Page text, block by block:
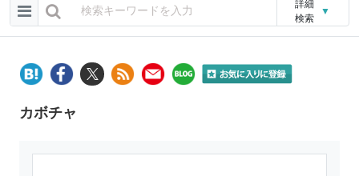
詳細
検索
▼
カボチャ